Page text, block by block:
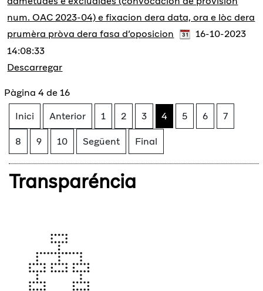
num. OAC 2023-04) e fixacion dera data, ora e lòc dera
prumèra pròva dera fasa d’oposicion
16-10-2023
14:08:33
Descarregar
Pàgina 4 de 16
Inici
Anterior 1 2 3 4 5 6 7
8 9 10 Següent Final
Transparéncia